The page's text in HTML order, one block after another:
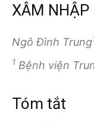
XÂM NHẬP
Ngô Đình Trung
1 Bệnh viện
Tóm tắt